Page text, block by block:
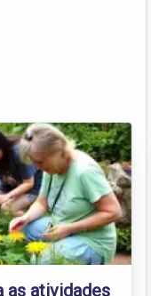
as atividades